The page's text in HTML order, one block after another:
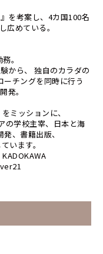
を考案し、4カ国100名
広めている。
。
から、 独自のカラダの
チングを同時に行う
発。
ミッションに、
の学校主宰、日本と海
、書籍出版、
います。